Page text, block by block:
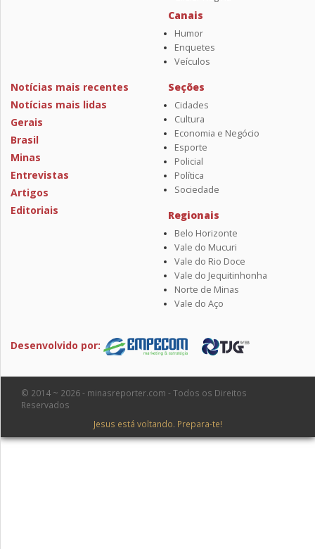
Canais
Humor
Enquetes
Veículos
Notícias mais recentes
Notícias mais lidas
Gerais
Brasil
Minas
Entrevistas
Artigos
Editoriais
Seções
Cidades
Cultura
Economia e Negócio
Esporte
Policial
Política
Sociedade
Regionais
Belo Horizonte
Vale do Mucuri
Vale do Rio Doce
Vale do Jequitinhonha
Norte de Minas
Vale do Aço
Desenvolvido por:
© 2014 ~ 2026 - minasreporter.com - Todos os Direitos
Reservados
Jesus está voltando. Prepara-te!